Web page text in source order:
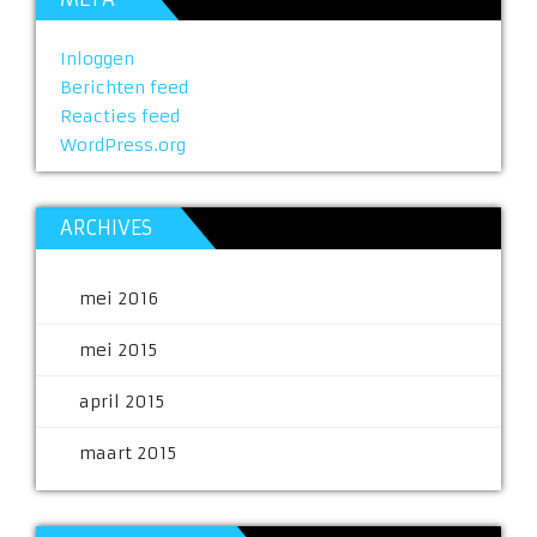
Inloggen
Berichten feed
Reacties feed
WordPress.org
ARCHIVES
mei 2016
mei 2015
april 2015
maart 2015